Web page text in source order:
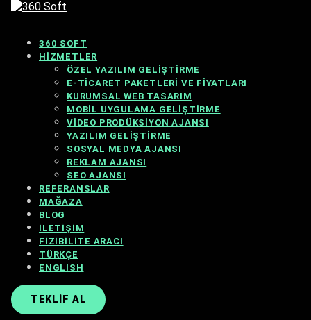
360 SOFT
HIZMETLER
ÖZEL YAZILIM GELIŞTIRME
E-TICARET PAKETLERI VE FIYATLARI
KURUMSAL WEB TASARIM
MOBIL UYGULAMA GELIŞTIRME
VIDEO PRODÜKSIYON AJANSI
YAZILIM GELIŞTIRME
SOSYAL MEDYA AJANSI
REKLAM AJANSI
SEO AJANSI
REFERANSLAR
MAĞAZA
BLOG
İLETIŞIM
FIZIBILITE ARACI
TÜRKÇE
ENGLISH
TEKLIF AL